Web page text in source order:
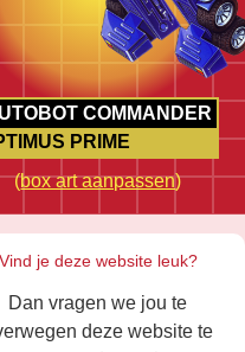
COMMANDER
PRIME
(box art aanpassen)
Vind je deze website leuk?
Dan vragen we jou te
deze website te